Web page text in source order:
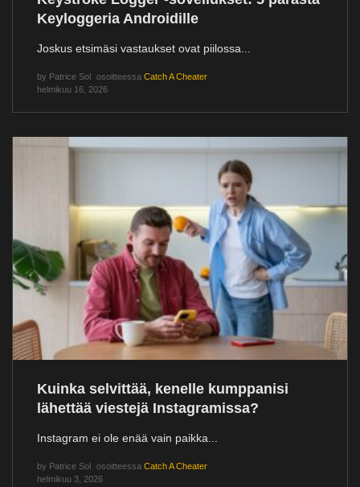
Keyloggeria Androidille
Joskus etsimäsi vastaukset ovat piilossa...
by Patrice Sol osoitteessa Catch A Cheater
helmikuu 16, 2026
Kuinka selvittää, kenelle kumppanisi
lähettää viestejä Instagramissa?
Instagram ei ole enää vain paikka...
by Patrice Sol osoitteessa Catch A Cheater
helmikuu 3, 2026